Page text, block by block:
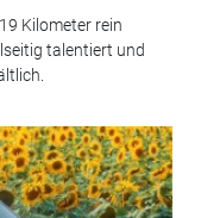
Kilometer rein
talentiert und